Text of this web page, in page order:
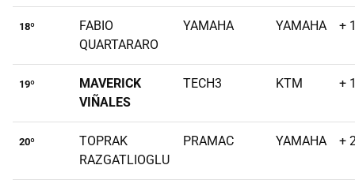
18º
FABIO
QUARTARARO
YAMAHA YAMAHA +
19º
MAVERICK
VIÑALES
TECH3 KTM +
20º
TOPRAK
RAZGATLIOGLU
PRAMAC YAMAHA +